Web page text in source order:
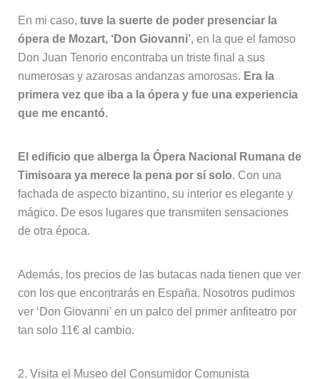
En mi caso, tuve la suerte de poder presenciar la
ópera de Mozart, ‘Don Giovanni’, en la que el famoso
Don Juan Tenorio encontraba un triste final a sus
numerosas y azarosas andanzas amorosas. Era la
primera vez que iba a la ópera y fue una experiencia
que me encantó.
El edificio que alberga la Ópera Nacional Rumana de
Timisoara ya merece la pena por sí solo. Con una
fachada de aspecto bizantino, su interior es elegante y
mágico. De esos lugares que transmiten sensaciones
de otra época.
Además, los precios de las butacas nada tienen que ver
con los que encontrarás en España. Nosotros pudimos
ver ‘Don Giovanni’ en un palco del primer anfiteatro por
tan solo 11€ al cambio.
2. Visita el Museo del Consumidor Comunista